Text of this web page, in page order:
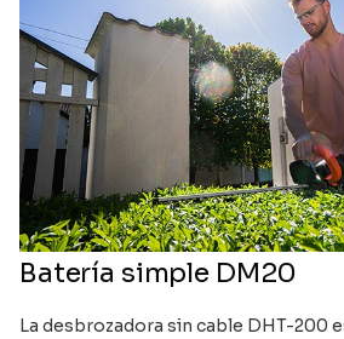
Batería simple DM20
La desbrozadora sin cable DHT-200